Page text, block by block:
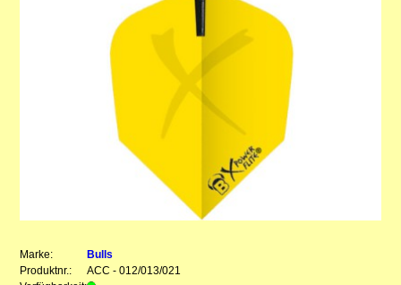
Marke:
Bulls
Produktnr.:
ACC - 012/013/021